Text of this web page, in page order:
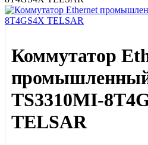
Коммутатор
TS3310MI-
TELSAR